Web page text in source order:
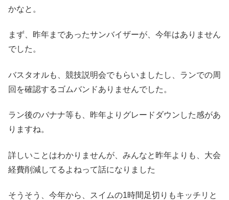
かなと。
まず、昨年まであったサンバイザーが、今年はありません
でした。
バスタオルも、競技説明会でもらいましたし、ランでの周
回を確認するゴムバンドありませんでした。
ラン後のバナナ等も、昨年よりグレードダウンした感があ
りますね。
詳しいことはわかりませんが、みんなと昨年よりも、大会
経費削減してるよねって話になりました
そうそう、今年から、スイムの1時間足切りもキッチリと